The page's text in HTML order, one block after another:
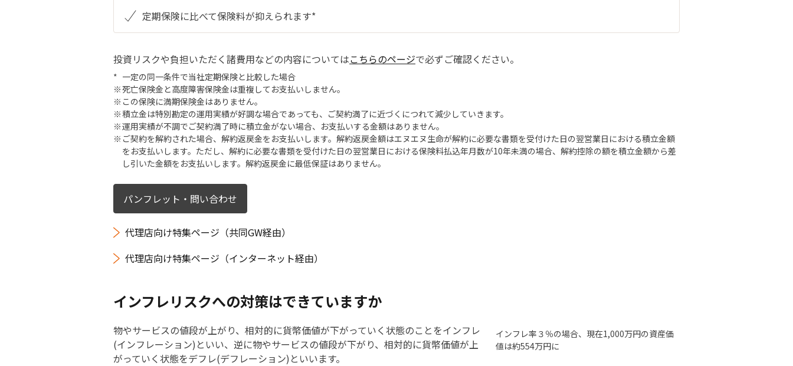
定期保険に比べて保険料が抑えられます*
投資リスクや負担いただく諸費用などの内容についてはこちらのページで必ずご確認ください。
一定の同一条件で当社定期保険と比較した場合
死亡保険金と高度障害保険金は重複してお支払いしません。
この保険に満期保険金はありません。
積立金は特別勘定の運用実績が好調な場合であっても、ご契約満了に近づくにつれて減少していきます。
運用実績が不調でご契約満了時に積立金がない場合、お支払いする金額はありません。
ご契約を解約された場合、解約返戻金をお支払いします。解約返戻金額はエヌエヌ生命が解約に必要な書類を受付けた日の翌営業日における積立金額
をお支払いします。ただし、解約に必要な書類を受付けた日の翌営業日における保険料払込年月数が10年未満の場合、解約控除の額を積立金額から差
し引いた金額をお支払いします。解約返戻金に最低保証はありません。
パンフレット・問い合わせ
代理店向け特集ページ（共同GW経由）
代理店向け特集ページ（インターネット経由）
インフレリスクへの対策はできていますか
物やサービスの値段が上がり、相対的に貨幣価値が下がっていく状態のことをインフレ
(インフレーション)といい、逆に物やサービスの値段が下がり、相対的に貨幣価値が上
がっていく状態をデフレ(デフレーション)といいます。
インフレ率３％の場合、現在1,000万円の資産価
値は約554万円に